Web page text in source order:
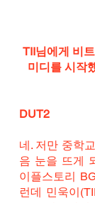
TII님에게 비
미디를 시작
DUT2
네. 저만 중학
음 눈을 뜨게
이플스토리
런데 민욱이